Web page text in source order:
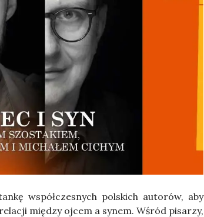
współ­cze­snych pol­skich auto­rów, aby
mię­dzy ojcem a synem. Wśród pisa­rzy,